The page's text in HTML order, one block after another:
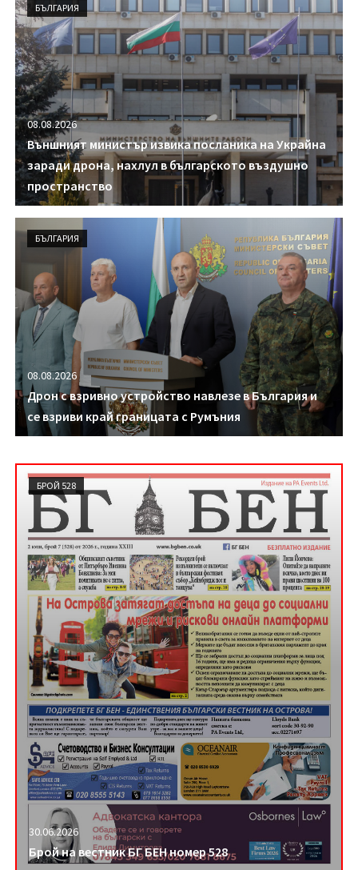
БЪЛГАРИЯ
08.08.2026
Външният министър извика посланика на Украйна
заради дрона, нахлул в българското въздушно
пространство
БЪЛГАРИЯ
08.08.2026
Дрон с взривно устройство навлезе в България и
се взриви край границата с Румъния
БРОЙ 528
30.06.2026
Брой на вестник БГ БЕН номер 528